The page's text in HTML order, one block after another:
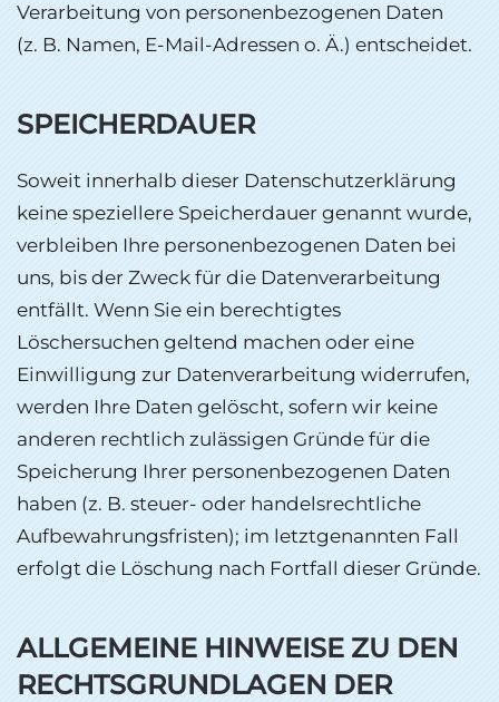
Verarbeitung von personenbezogenen Daten
(z. B. Namen, E-Mail-Adressen o. Ä.) entscheidet.
SPEICHERDAUER
Soweit innerhalb dieser Datenschutzerklärung
keine speziellere Speicherdauer genannt wurde,
verbleiben Ihre personenbezogenen Daten bei
uns, bis der Zweck für die Datenverarbeitung
entfällt. Wenn Sie ein berechtigtes
Löschersuchen geltend machen oder eine
Einwilligung zur Datenverarbeitung widerrufen,
werden Ihre Daten gelöscht, sofern wir keine
anderen rechtlich zulässigen Gründe für die
Speicherung Ihrer personenbezogenen Daten
haben (z. B. steuer- oder handelsrechtliche
Aufbewahrungsfristen); im letztgenannten Fall
erfolgt die Löschung nach Fortfall dieser Gründe.
ALLGEMEINE HINWEISE ZU DEN
RECHTSGRUNDLAGEN DER